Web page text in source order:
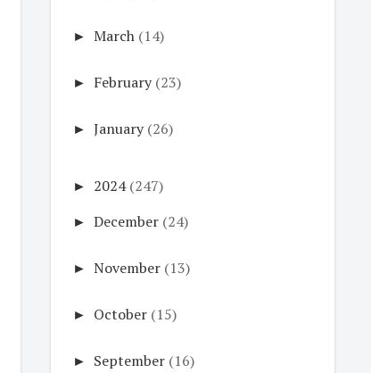
► March (14)
► February (23)
► January (26)
► 2024 (247)
► December (24)
► November (13)
► October (15)
► September (16)